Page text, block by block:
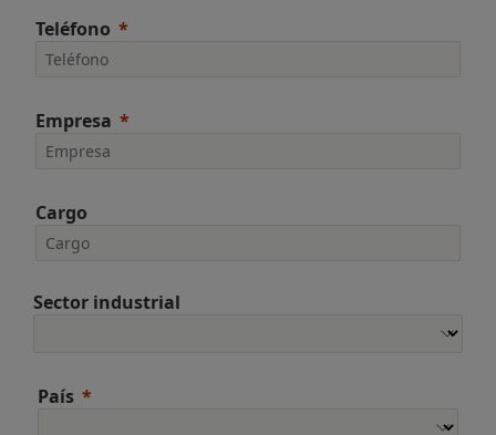
Teléfono
Empresa
Cargo
Sector industrial
País